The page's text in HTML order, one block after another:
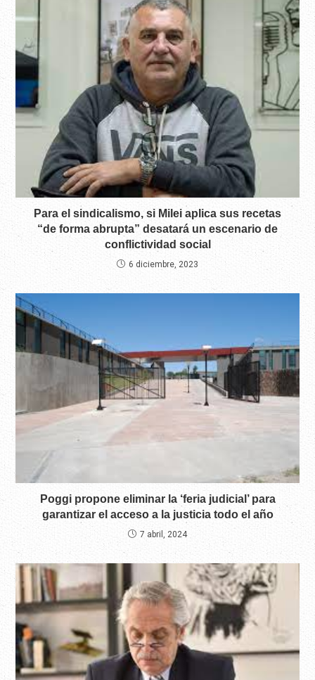
Para el sindicalismo, si Milei aplica sus recetas
“de forma abrupta” desatará un escenario de
conflictividad social
6 diciembre, 2023
Poggi propone eliminar la ‘feria judicial’ para
garantizar el acceso a la justicia todo el año
7 abril, 2024